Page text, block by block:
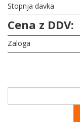
Stopnja davka
Cena z DDV:
Zaloga